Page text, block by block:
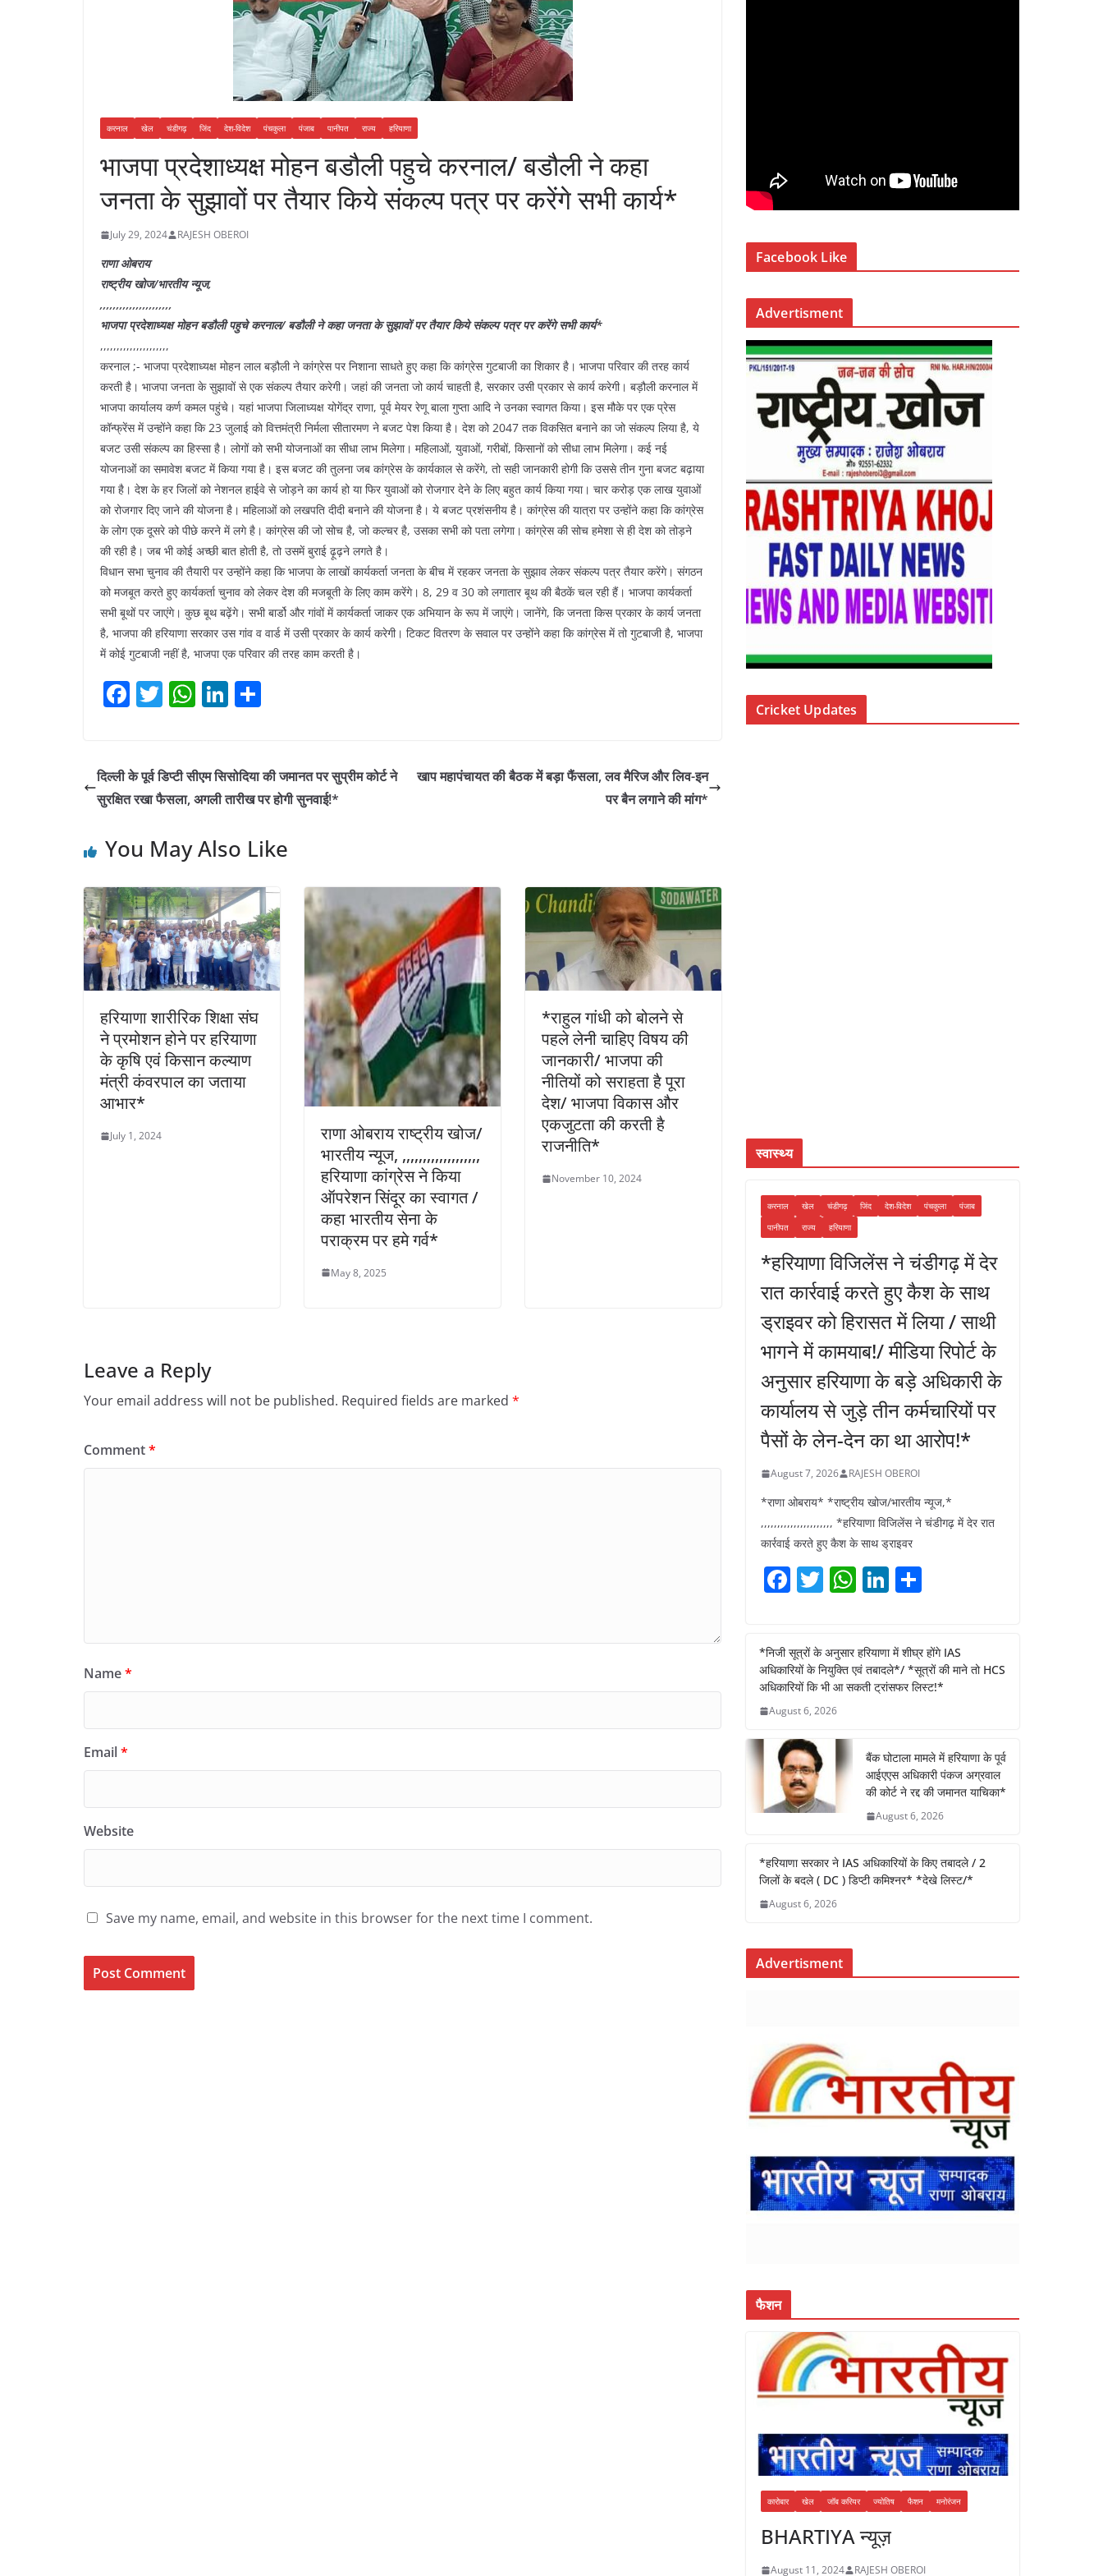
करनाल खेल चंडीगढ़ जिंद देश-विदेश पंचकुला पंजाब पानीपत राज्य हरियाणा
भाजपा प्रदेशाध्यक्ष मोहन बडौली पहुचे करनाल/ बडौली ने कहा
जनता के सुझावों पर तैयार किये संकल्प पत्र पर करेंगे सभी कार्य*
July 29, 2024 RAJESH OBEROI
राणा ओबराय
राष्ट्रीय खोज/भारतीय न्यूज,
,,,,,,,,,,,,,,,,,,,,,,
भाजपा प्रदेशाध्यक्ष मोहन बडौली पहुचे करनाल/ बडौली ने कहा जनता के सुझावों पर तैयार किये संकल्प पत्र पर करेंगे सभी कार्य*
,,,,,,,,,,,,,,,,,,,,,
करनाल ;- भाजपा प्रदेशाध्यक्ष मोहन लाल बड़ौली ने कांग्रेस पर निशाना साधते हुए कहा कि कांग्रेस गुटबाजी का शिकार है। भाजपा परिवार की तरह कार्य
करती है। भाजपा जनता के सुझावों से एक संकल्प तैयार करेगी। जहां की जनता जो कार्य चाहती है, सरकार उसी प्रकार से कार्य करेगी। बड़ौली करनाल में
भाजपा कार्यालय कर्ण कमल पहुंचे। यहां भाजपा जिलाध्यक्ष योगेंद्र राणा, पूर्व मेयर रेणू बाला गुप्ता आदि ने उनका स्वागत किया। इस मौके पर एक प्रेस
कॉन्फ्रेंस में उन्होंने कहा कि 23 जुलाई को वित्तमंत्री निर्मला सीतारमण ने बजट पेश किया है। देश को 2047 तक विकसित बनाने का जो संकल्प लिया है, ये
बजट उसी संकल्प का हिस्सा है। लोगों को सभी योजनाओं का सीधा लाभ मिलेगा। महिलाओं, युवाओं, गरीबों, किसानों को सीधा लाभ मिलेगा। कई नई
योजनाओं का समावेश बजट में किया गया है। इस बजट की तुलना जब कांग्रेस के कार्यकाल से करेंगे, तो सही जानकारी होगी कि उससे तीन गुना बजट बढ़ाया
गया है। देश के हर जिलों को नेशनल हाईवे से जोड़ने का कार्य हो या फिर युवाओं को रोजगार देने के लिए बहुत कार्य किया गया। चार करोड़ एक लाख युवाओं
को रोजगार दिए जाने की योजना है। महिलाओं को लखपति दीदी बनाने की योजना है। ये बजट प्रशंसनीय है। कांग्रेस की यात्रा पर उन्होंने कहा कि कांग्रेस
के लोग एक दूसरे को पीछे करने में लगे है। कांग्रेस की जो सोच है, जो कल्चर है, उसका सभी को पता लगेगा। कांग्रेस की सोच हमेशा से ही देश को तोड़ने
की रही है। जब भी कोई अच्छी बात होती है, तो उसमें बुराई ढ़ूढ़ने लगते है।
विधान सभा चुनाव की तैयारी पर उन्होंने कहा कि भाजपा के लाखों कार्यकर्ता जनता के बीच में रहकर जनता के सुझाव लेकर संकल्प पत्र तैयार करेंगे। संगठन
को मजबूत करते हुए कार्यकर्ता चुनाव को लेकर देश की मजबूती के लिए काम करेंगे। 8, 29 व 30 को लगातार बूथ की बैठकें चल रही हैं। भाजपा कार्यकर्ता
सभी बूथों पर जाएंगे। कुछ बूथ बढ़ेंगे। सभी बार्डो और गांवों में कार्यकर्ता जाकर एक अभियान के रूप में जाएंगे। जानेंगे, कि जनता किस प्रकार के कार्य जनता
है, भाजपा की हरियाणा सरकार उस गांव व वार्ड में उसी प्रकार के कार्य करेगी। टिकट वितरण के सवाल पर उन्होंने कहा कि कांग्रेस में तो गुटबाजी है, भाजपा
में कोई गुटबाजी नहीं है, भाजपा एक परिवार की तरह काम करती है।
F
e
b
o
k
T
er
W
s
A
p
Li
e
dI
e
दिल्ली के पूर्व डिप्टी सीएम सिसोदिया की जमानत पर सुप्रीम कोर्ट ने
सुरक्षित रखा फैसला, अगली तारीख पर होगी सुनवाई!*
खाप महापंचायत की बैठक में बड़ा फैंसला, लव मैरिज और लिव-इन
पर बैन लगाने की मांग*
You May Also Like
हरियाणा शारीरिक शिक्षा संघ
ने प्रमोशन होने पर हरियाणा
के कृषि एवं किसान कल्याण
मंत्री कंवरपाल का जताया
आभार*
July 1, 2024
राणा ओबराय राष्ट्रीय खोज/
भारतीय न्यूज, ,,,,,,,,,,,,,,,,,,,
हरियाणा कांग्रेस ने किया
ऑपरेशन सिंदूर का स्वागत /
कहा भारतीय सेना के
पराक्रम पर हमे गर्व*
May 8, 2025
*राहुल गांधी को बोलने से
पहले लेनी चाहिए विषय की
जानकारी/ भाजपा की
नीतियों को सराहता है पूरा
देश/ भाजपा विकास और
एकजुटता की करती है
राजनीति*
November 10, 2024
Leave a Reply
Your email address will not be published. Required fields are marked *
Comment*
Name*
Email*
Website
Save my name, email, and website in this browser for the next time I comment.
Facebook Like
Advertisment
Cricket Updates
स्वास्थ्य
करनाल खेल चंडीगढ़ जिंद देश-विदेश पंचकुला
पंजाब
पानीपत
राज्य हरियाणा
*हरियाणा विजिलेंस ने चंडीगढ़ में देर
रात कार्रवाई करते हुए कैश के साथ
ड्राइवर को हिरासत में लिया / साथी
भागने में कामयाब!/ मीडिया रिपोर्ट के
अनुसार हरियाणा के बड़े अधिकारी के
कार्यालय से जुड़े तीन कर्मचारियों पर
पैसों के लेन-देन का था आरोप!*
August 7, 2026 RAJESH OBEROI
*राणा ओबराय* *राष्ट्रीय खोज/भारतीय न्यूज,*
,,,,,,,,,,,,,,,,,,,,,, *हरियाणा विजिलेंस ने चंडीगढ़ में देर रात
कार्रवाई करते हुए कैश के साथ ड्राइवर
F
e
b
o
o
k
T
er
W
s
A
Li
e
dI
e
*निजी सूत्रों के अनुसार हरियाणा में शीघ्र होंगे IAS
अधिकारियों के नियुक्ति एवं तबादले*/ *सूत्रों की माने तो HCS
अधिकारियों कि भी आ सकती ट्रांसफर लिस्ट!*
August 6, 2026
बैंक घोटाला मामले में हरियाणा के पूर्व
आईएएस अधिकारी पंकज अग्रवाल
की कोर्ट ने रद्द की जमानत याचिका*
August 6, 2026
*हरियाणा सरकार ने IAS अधिकारियों के किए तबादले / 2
जिलों के बदले ( DC ) डिप्टी कमिश्नर* *देखे लिस्ट/*
August 6, 2026
Advertisment
फैशन
कारोबार खेल जॉब करियर ज्योतिष फैशन मनोरंजन
BHARTIYA न्यूज़
August 11, 2024 RAJESH OBEROI